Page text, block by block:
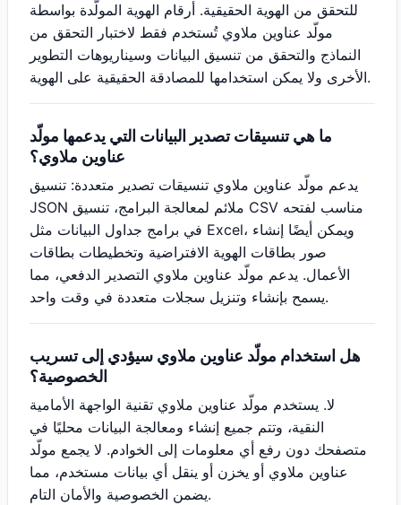
للتحقق من الهوية الحقيقية. أرقام الهوية المولّدة بواسطة
مولّد عناوين ملاوي تُستخدم فقط لاختبار التحقق من
النماذج والتحقق من تنسيق البيانات وسيناريوهات التطوير
الأخرى ولا يمكن استخدامها للمصادقة الحقيقية على الهوية.
ما هي تنسيقات تصدير البيانات التي يدعمها مولّد
عناوين ملاوي؟
يدعم مولّد عناوين ملاوي تنسيقات تصدير متعددة: تنسيق
JSON ملائم لمعالجة البرامج، تنسيق CSV مناسب لفتحه
في برامج جداول البيانات مثل Excel، ويمكن أيضًا إنشاء
صور بطاقات الهوية الافتراضية وتخطيطات بطاقات
الأعمال. يدعم مولّد عناوين ملاوي التصدير الدفعي، مما
يسمح بإنشاء وتنزيل سجلات متعددة في وقت واحد.
هل استخدام مولّد عناوين ملاوي سيؤدي إلى تسريب
الخصوصية؟
لا. يستخدم مولّد عناوين ملاوي تقنية الواجهة الأمامية
النقية، وتتم جميع إنشاء ومعالجة البيانات محليًا في
متصفحك دون رفع أي معلومات إلى الخوادم. لا يجمع مولّد
عناوين ملاوي أو يخزن أو ينقل أي بيانات مستخدم، مما
يضمن الخصوصية والأمان التام.